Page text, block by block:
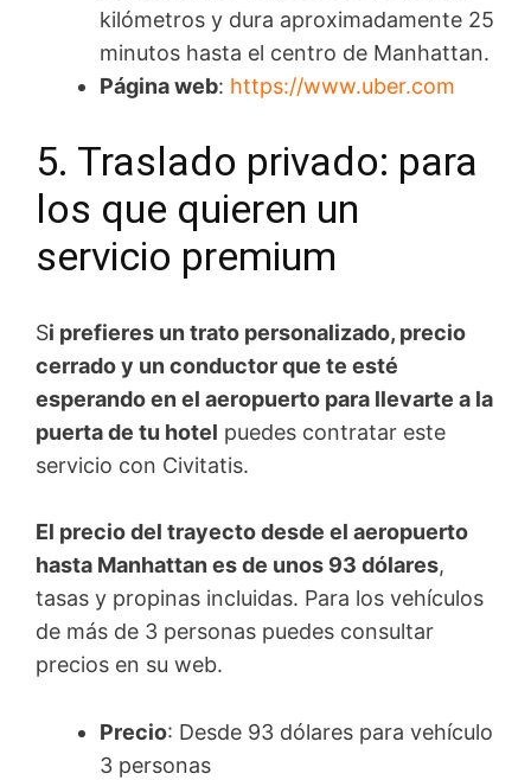
kilómetros y dura aproximadamente 25
minutos hasta el centro de Manhattan.
Página web: https://www.uber.com
5. Traslado privado: para
los que quieren un
servicio premium
Si prefieres un trato personalizado, precio
cerrado y un conductor que te esté
esperando en el aeropuerto para llevarte a la
puerta de tu hotel puedes contratar este
servicio con Civitatis.
El precio del trayecto desde el aeropuerto
hasta Manhattan es de unos 93 dólares,
tasas y propinas incluidas. Para los vehículos
de más de 3 personas puedes consultar
precios en su web.
Precio: Desde 93 dólares para vehículo
3 personas